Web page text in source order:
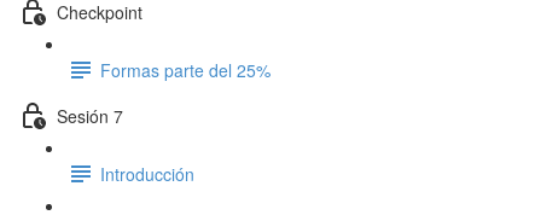
Checkpoint
Formas parte del 25%
Sesión 7
Introducción